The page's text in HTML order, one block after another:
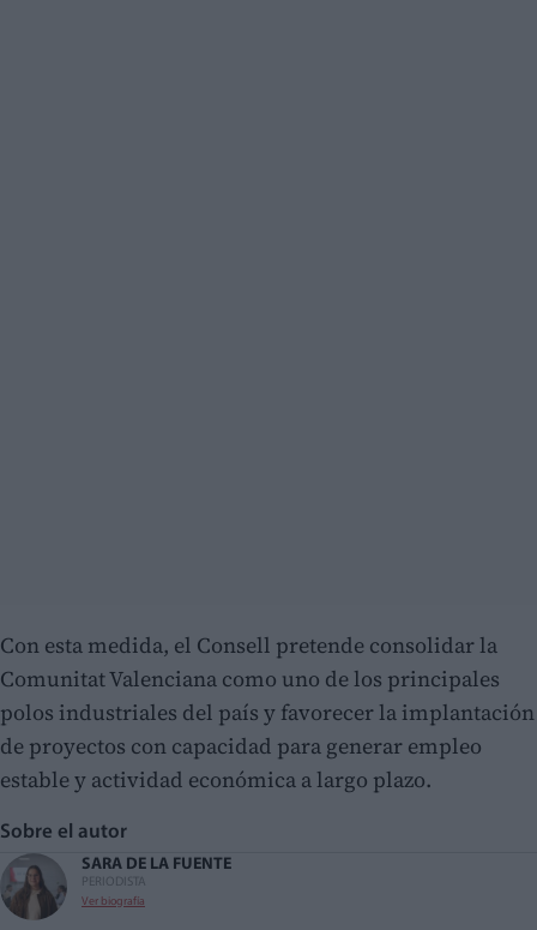
Con esta medida, el Consell pretende consolidar la
Comunitat Valenciana como uno de los principales
polos industriales del país y favorecer la implantación
de proyectos con capacidad para generar empleo
estable y actividad económica a largo plazo.
Sobre el autor
SARA DE LA FUENTE
PERIODISTA
Ver biografía